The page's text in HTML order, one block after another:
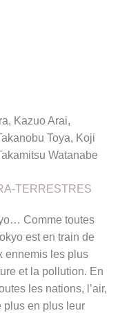
Kazuo Arai,
Toya, Koji
Watanabe
TERRESTRES
Comme toutes
est en train de
ennemis les plus
et la pollution. En
les nations, l’air,
plus en plus leur